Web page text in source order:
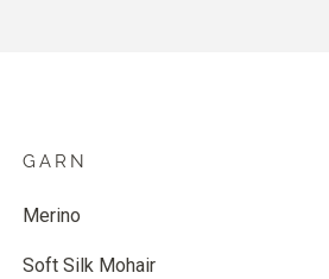
GARN
Merino
Soft Silk Mohair